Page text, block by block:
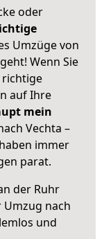
oder
Umzüge von
Wenn Sie
richtige
auf Ihre
mein
Vechta –
immer
parat.
der Ruhr
nach
und